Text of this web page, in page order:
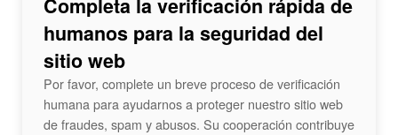
Completa la verificación rápida de
humanos para la seguridad del
sitio web
Por favor, complete un breve proceso de verificación
humana para ayudarnos a proteger nuestro sitio web
de fraudes, spam y abusos. Su cooperación contribuye